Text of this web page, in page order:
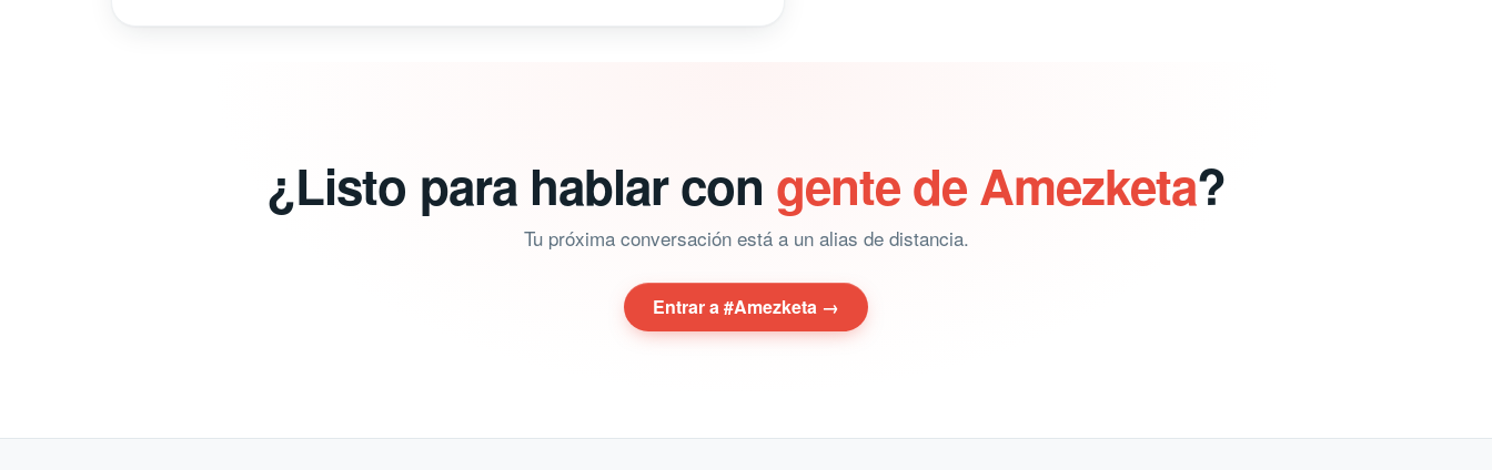
¿Listo para hablar con gente de Amezketa?
Tu próxima conversación está a un alias de distancia.
Entrar a #Amezketa →